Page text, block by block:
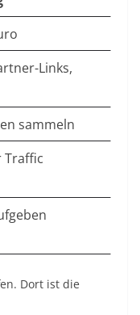
Links,
sammeln
Traffic
Dort ist die